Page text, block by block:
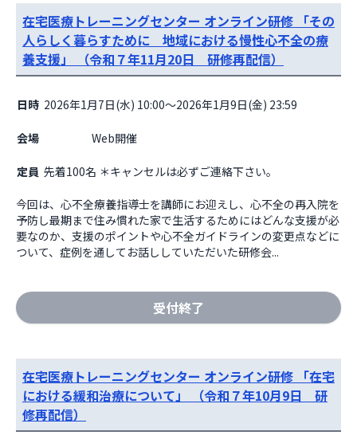
在宅医療トレーニングセンター オンライン研修 「その
人らしく暮らすために 地域における慢性心不全の療
養支援」 （令和７年11月20日 研修再配信）
日時 2026年1月7日(水) 10:00～2026年1月9日(金) 23:59
会場
定員 先着100名 ＊キャンセルは必ずご連絡下さい。
今回は、心不全療養指導士を講師にお迎えし、心不全の再入院を
予防し最期まで住み慣れた家で生活するためにはどんな支援が必
要なのか、支援のポイントや心不全ガイドラインの変更点などに
ついて、症例を通してお話ししていただいた研修会...
受付終了
在宅医療トレーニングセンター オンライン研修 「在宅
における緩和治療について」 （令和７年10月9日 研
修再配信）